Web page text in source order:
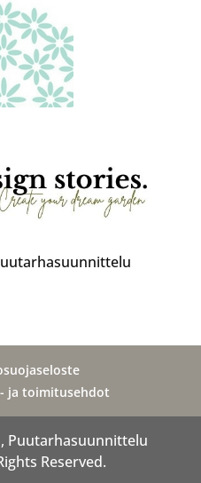
ja toimitusehdot
Puutarhasuunnittelu
Reserved.